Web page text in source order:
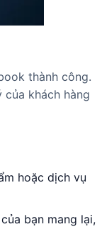
thành công.
khách hàng
hoặc dịch vụ
bạn mang lại,